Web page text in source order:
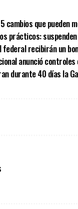
cambios que
prácticos:
federal recibirán un
anunció
durante 40 días la